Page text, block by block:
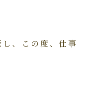
、この度、仕事